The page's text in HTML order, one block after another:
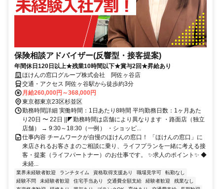
保険相談アドバイザー(反響型・接客提案)
年間休日120日以上★残業10時間以下★賞与2回★昇給あり
ほけんの窓口グループ株式会社 阿佐ヶ谷店
交通・アクセス 阿佐ヶ谷駅から徒歩約3分
月給260,000円～368,000円
東京都東京23区杉並区
勤務時間詳細 実働時間：1日あたり8時間 平均勤務日数：1ヶ月あた
り20日 〜 22日 ||◤勤務時間は店舗により異なります ・路面店（独立
店舗） → 9:30～18:30（一例） ・ショッピ...
仕事内容 チームワークが自慢のほけんの窓口！ 「ほけんの窓口」に
来店されるお客さまのご相談に乗り、ライフプランを一緒に考える接
客・提案（ライフパートナー）のお仕事です。 ✨求人のポイント✨ ◆
未経...
業界未経験者歓迎 ランチタイム 資格取得支援あり 職場見学可
転勤なし
経験不問
未経験者歓迎 住宅手当あり 交通費全額支給 経験者歓迎
残業なし